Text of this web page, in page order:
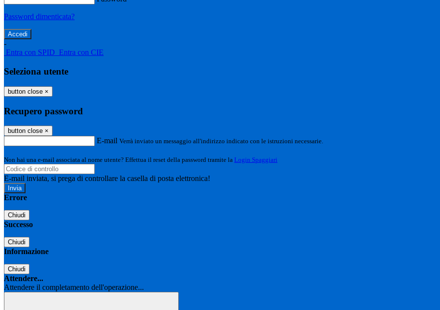
Password dimenticata?
-
Entra con SPID Entra con CIE
Seleziona utente
button close ×
Recupero password
button close ×
E-mail Verrà inviato un messaggio all'indirizzo indicato con le istruzioni necessarie.
Non hai una e-mail associata al nome utente? Effettua il reset della password tramite la Login Spaggiari
E-mail inviata, si prega di controllare la casella di posta elettronica!
Errore
Chiudi
Successo
Chiudi
Informazione
Chiudi
Attendere...
Attendere il completamento dell'operazione...